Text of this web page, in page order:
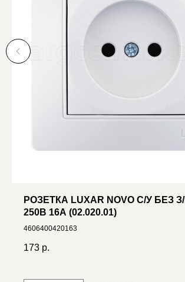
РОЗЕТКА LUXAR NOVO С/У БЕЗ
250В 16А (02.020.01)
4606400420163
173 р.